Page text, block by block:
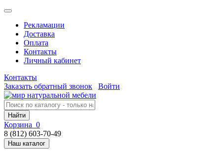
Рекламации
Доставка
Оплата
Контакты
Личный кабинет
Контакты
Заказать обратный звонок
Войти
Найти
Корзина 0
8 (812) 603-70-49
Наш каталог